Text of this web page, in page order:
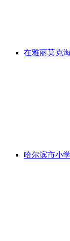
在雅丽莫克
哈尔滨市小